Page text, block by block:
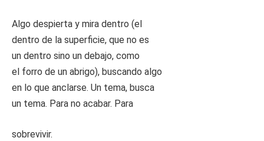
Algo despierta y mira dentro (el
dentro de la superficie, que no es
un dentro sino un debajo, como
el forro de un abrigo), buscando algo
en lo que anclarse. Un tema, busca
un tema. Para no acabar. Para
sobrevivir.